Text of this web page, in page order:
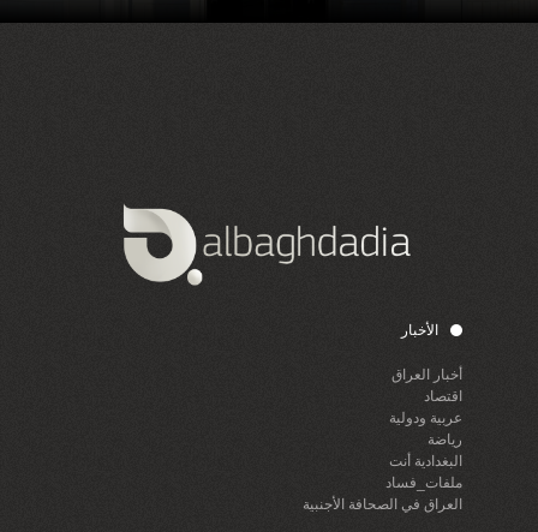
الأخبار
أخبار العراق
اقتصاد
عربية ودولية
رياضة
البغدادية أنت
ملفات_فساد
العراق في الصحافة الأجنبية